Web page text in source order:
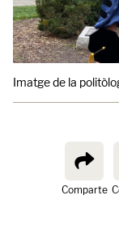
Imatge de la
Comparte